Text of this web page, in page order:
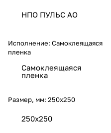
НПО ПУЛЬС АО
Исполнение: Самоклеящаяся
пленка
Самоклеящаяся
пленка
Размер, мм: 250х250
250х250